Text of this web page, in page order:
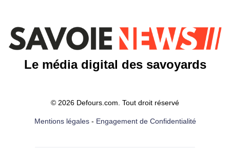
Le média digital des savoyards
© 2026 Defours.com. Tout droit réservé
Mentions légales- Engagement de Confidentialité